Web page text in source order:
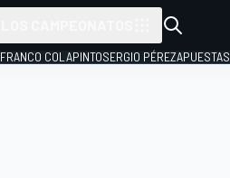
FRANCO COLAPINTOSERGIO PÉREZAPUESTAS